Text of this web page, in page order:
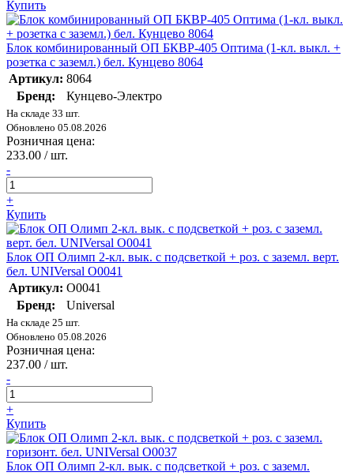
Купить
Блок комбинированный ОП БКВР-405 Оптима (1-кл. выкл. +
розетка с заземл.) бел. Кунцево 8064
Артикул: 8064
Бренд:
Кунцево-Электро
На складе 33 шт.
Обновлено 05.08.2026
Розничная цена:
233.00 / шт.
-
+
Купить
Блок ОП Олимп 2-кл. вык. с подсветкой + роз. с заземл. верт.
бел. UNIVersal О0041
Артикул: О0041
Бренд:
Universal
На складе 25 шт.
Обновлено 05.08.2026
Розничная цена:
237.00 / шт.
-
+
Купить
Блок ОП Олимп 2-кл. вык. с подсветкой + роз. с заземл.